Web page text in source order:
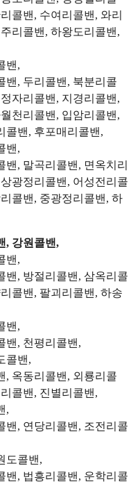
콜밴, 수여리콜밴, 와리
리콜밴, 하왕도리콜밴,
밴,
밴, 두리콜밴, 북분리콜
자리콜밴, 지경리콜밴,
천리콜밴, 입암리콜밴,
콜밴, 후포매리콜밴,
밴,
, 말곡리콜밴, 면옥치리
광정리콜밴, 어성전리콜
콜밴, 중광정리콜밴, 하
, 강원콜밴,
밴,
밴, 방절리콜밴, 삼옥리콜
콜밴, 팔괴리콜밴, 하송
밴,
밴, 천평리콜밴,
콜밴,
, 옥동리콜밴, 외룡리콜
콜밴, 진별리콜밴,
,
밴, 연당리콜밴, 조전리콜
도콜밴,
밴, 법흥리콜밴, 운학리콜